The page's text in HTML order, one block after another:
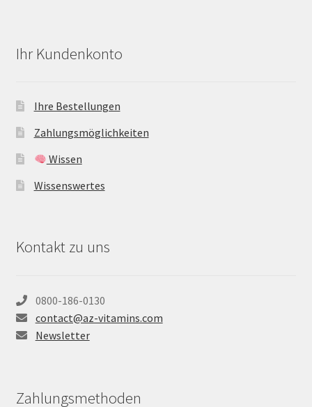
Ihr Kundenkonto
Ihre Bestellungen
Zahlungsmöglichkeiten
Wissen
Wissenswertes
Kontakt zu uns
0800-186-0130
contact@az-vitamins.com
Newsletter
Zahlungsmethoden